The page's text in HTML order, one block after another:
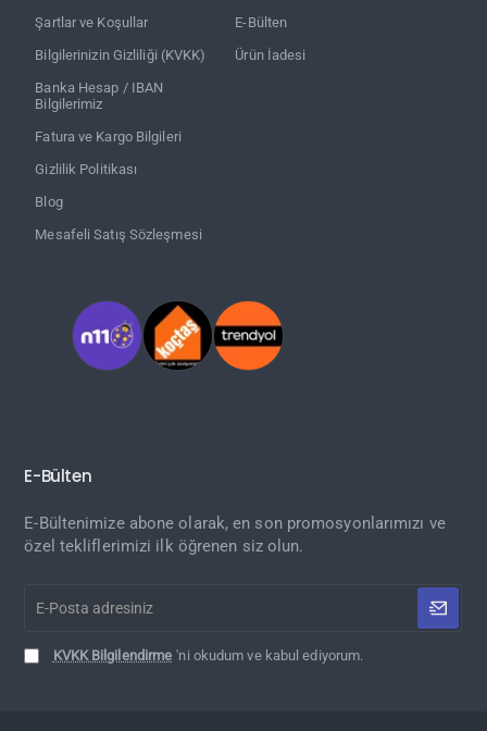
Şartlar ve Koşullar
Bilgilerinizin Gizliliği (KVKK)
Banka Hesap / IBAN
Bilgilerimiz
Fatura ve Kargo Bilgileri
Gizlilik Politikası
Blog
Mesafeli Satış Sözleşmesi
E-Bülten
Ürün İadesi
E-Bülten
E-Bültenimize abone olarak, en son promosyonlarımızı ve
özel tekliflerimizi ilk öğrenen siz olun.
Posta
KVKK Bilgilendirme 'ni okudum ve kabul ediyorum.